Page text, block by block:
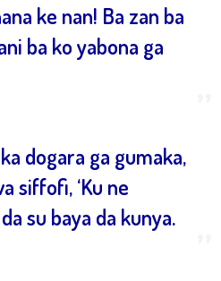
ke nan! Ba zan ba
ba ko yabona ga
dogara ga gumaka,
siffofi, ‘Ku ne
su baya da kunya.